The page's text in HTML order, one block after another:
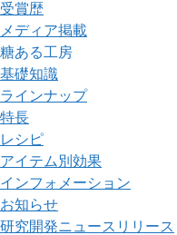
受賞歴
メディア掲載
糖ある工房
基礎知識
ラインナップ
特長
レシピ
アイテム別効果
インフォメーション
お知らせ
研究開発ニュースリリース